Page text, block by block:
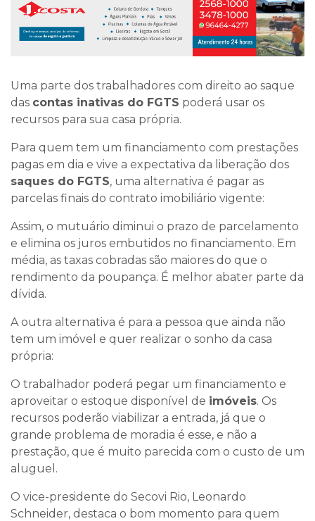
Uma parte dos trabalhadores com direito ao saque
das contas inativas do FGTS poderá usar os
recursos para sua casa própria.
Para quem tem um financiamento com prestações
pagas em dia e vive a expectativa da liberação dos
saques do FGTS, uma alternativa é pagar as
parcelas finais do contrato imobiliário vigente:
Assim, o mutuário diminui o prazo de parcelamento
e elimina os juros embutidos no financiamento. Em
média, as taxas cobradas são maiores do que o
rendimento da poupança. É melhor abater parte da
dívida.
A outra alternativa é para a pessoa que ainda não
tem um imóvel e quer realizar o sonho da casa
própria:
O trabalhador poderá pegar um financiamento e
aproveitar o estoque disponível de imóveis. Os
recursos poderão viabilizar a entrada, já que o
grande problema de moradia é esse, e não a
prestação, que é muito parecida com o custo de um
aluguel.
O vice-presidente do Secovi Rio, Leonardo
Schneider, destaca o bom momento para quem